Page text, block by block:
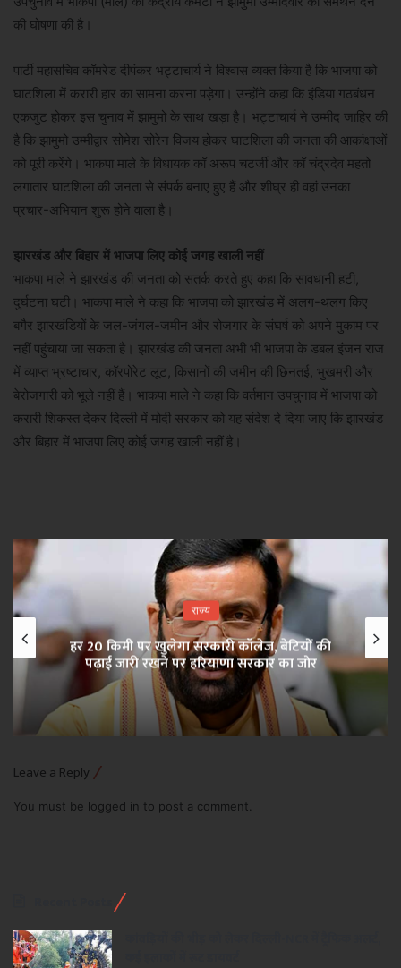
की घोषणा की है।
पार्टी महासचिव कॉमरेड दीपंकर भट्टाचार्य ने विश्वास व्यक्त किया है कि भाजपा को
घाटशिला में करारी हार का सामना करना पड़ेगा। उन्होंने कहा कि इंडिया गठबंधन
एकजुट होकर इस चुनाव में झामुमो के साथ खड़ा है। भट्टाचार्य ने उम्मीद जाहिर की
है कि झामुमो उम्मीद्वार सोमेश सोरेन विजय होकर घाटशिला की जनता की आकांक्षाओं
को पूरी करेंगे। भाकपा माले के विधायक कॉ अरूप चटर्जी और कॉ चंद्रदेव महतो
लगातार घाटशिला की जनता से संपर्क बनाए हुए हैं और शीघ्र ही वहां उनका
प्रचार-अभियान शुरू होने वाला है।
झारखंड और बिहार में भाजपा लिए कोई जगह खाली नहीं
भाकपा माले ने झारखंड की जनता को सतर्क करते हुए कहा कि सावधानी हटी,
दुर्घटना घटी। भाकपा माले ने कहा कि भाजपा को झारखंड में अलग-थलग किए
बगैर झारखंडियों के जल-जंगल-जमीन और रोजगार के संघर्ष को अपने मुकाम पर
नहीं पहुंचाया जा सकता है। झारखंड की जनता अभी भी भाजपा के डबल इंजन राज
में व्याप्त भ्रष्टाचार, कॉरपोरेट लूट, किसानों की जमीन की छिनतई, भुखमरी और
बेरोजगारी को भूले नहीं हैं। भाकपा माले ने कहा कि वर्तमान उपचुनाव में भाजपा को
करारी शिकस्त देकर दिल्ली में मोदी सरकार को यह संदेश दे दिया जाए कि झारखंड
और बिहार में भाजपा लिए कोई जगह खाली नहीं है।
राज्य
हर 20 किमी पर खुलेगा सरकारी कॉलेज, बेटियों की
पढ़ाई जारी रखने पर हरियाणा सरकार का जोर
Leave a Reply
You must be logged in to post a comment.